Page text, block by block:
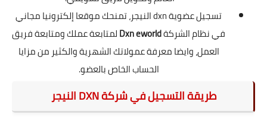
تسجيل عضوية dxn النيجر، تمنحك موقعا إلكترونيا مجاني
في نظام الشركةDxn eworldلمتابعة عملك ومتابعة فريق
العمل، وايضا معرفة عمولاتك الشهرية والكثير من مزايا
الحساب الخاص بالعضو.
طريقة التسجيل في شركة DXN النيجر